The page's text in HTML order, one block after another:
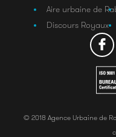
Aire urbaine de
Discours Royaux
© 2018 Agence Urbaine de